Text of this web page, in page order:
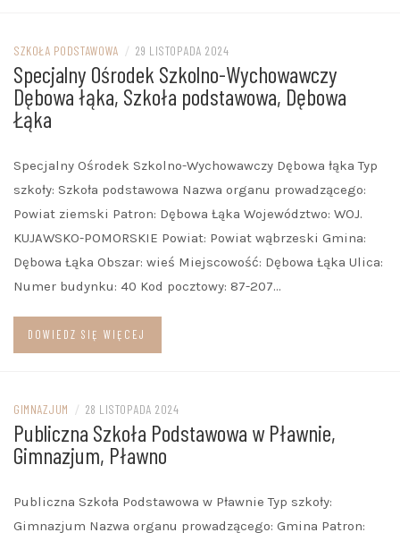
SZKOŁA PODSTAWOWA / 29 LISTOPADA 2024
Specjalny Ośrodek Szkolno-Wychowawczy
Dębowa łąka, Szkoła podstawowa, Dębowa
Łąka
Specjalny Ośrodek Szkolno-Wychowawczy Dębowa łąka Typ
szkoły: Szkoła podstawowa Nazwa organu prowadzącego:
Powiat ziemski Patron: Dębowa Łąka Województwo: WOJ.
KUJAWSKO-POMORSKIE Powiat: Powiat wąbrzeski Gmina:
Dębowa Łąka Obszar: wieś Miejscowość: Dębowa Łąka Ulica:
Numer budynku: 40 Kod pocztowy: 87-207…
DOWIEDZ SIĘ WIĘCEJ
GIMNAZJUM / 28 LISTOPADA 2024
Publiczna Szkoła Podstawowa w Pławnie,
Gimnazjum, Pławno
Publiczna Szkoła Podstawowa w Pławnie Typ szkoły:
Gimnazjum Nazwa organu prowadzącego: Gmina Patron: